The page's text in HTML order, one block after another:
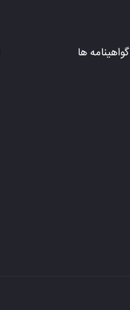
گواهینامه ها